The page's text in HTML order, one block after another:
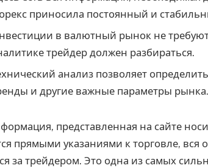
приносила постоянный и
в валютный рынок не
трейдер должен разбираться.
анализ позволяет
и другие важные параметры рынка.
представленная на сайте
прямыми указаниями к торговле, вся
за трейдером. Это одна из самых